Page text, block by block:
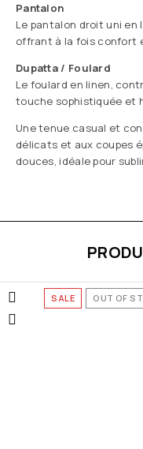
Pantalon
Le pantalon droit uni
offrant à la fois confort
Dupatta / Foulard
Le foulard en linen,
touche sophistiquée et
Une tenue casual et
délicats et aux coupes
douces, idéale pour
SALE OUT OF